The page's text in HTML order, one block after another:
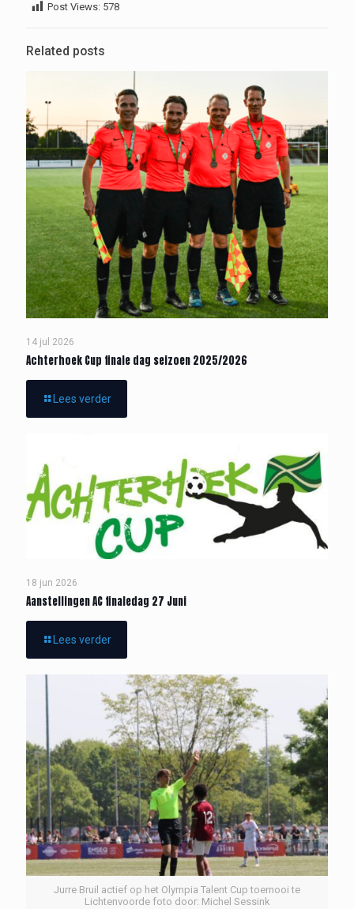
Post Views: 578
Related posts
14 jul 2026
Achterhoek Cup finale dag seizoen 2025/2026
Lees verder
18 jun 2026
Aanstellingen AC finaledag 27 Juni
Lees verder
Jurre Bruil actief op het Olympia Talent Cup toernooi te
Lichtenvoorde foto door: Michel Sessink